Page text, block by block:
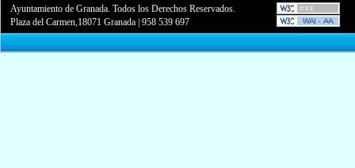
Ayuntamiento de Granada. Todos los Derechos Reservados.
Plaza del Carmen,18071 Granada |958 539 697